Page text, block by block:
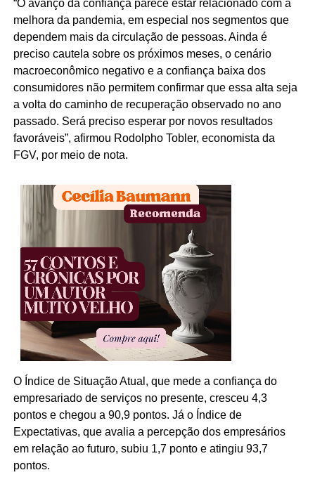
“O avanço da confiança parece estar relacionado com a
melhora da pandemia, em especial nos segmentos que
dependem mais da circulação de pessoas. Ainda é
preciso cautela sobre os próximos meses, o cenário
macroeconômico negativo e a confiança baixa dos
consumidores não permitem confirmar que essa alta seja
a volta do caminho de recuperação observado no ano
passado. Será preciso esperar por novos resultados
favoráveis”, afirmou Rodolpho Tobler, economista da
FGV, por meio de nota.
O Índice de Situação Atual, que mede a confiança do
empresariado de serviços no presente, cresceu 4,3
pontos e chegou a 90,9 pontos. Já o Índice de
Expectativas, que avalia a percepção dos empresários
em relação ao futuro, subiu 1,7 ponto e atingiu 93,7
pontos.